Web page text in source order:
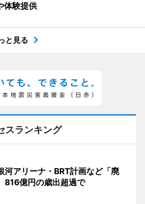
体験提供
と見る
スランキング
河アリーナ・BRT計画など「廃
億円の歳出超過で